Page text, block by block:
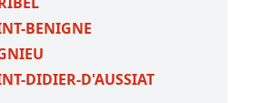
BENIGNE
DIDIER-D'AUSSIAT